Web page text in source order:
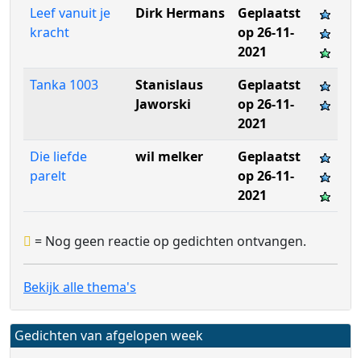
Leef vanuit je
kracht
Dirk Hermans
Geplaatst
op 26-11-
2021
Tanka 1003
Stanislaus
Jaworski
Geplaatst
op 26-11-
2021
Die liefde
parelt
wil melker
Geplaatst
op 26-11-
2021
= Nog geen reactie op gedichten ontvangen.
Bekijk alle thema's
Gedichten van afgelopen week